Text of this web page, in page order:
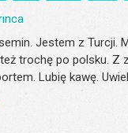
Jestem z Turcji.
trochę po polsku. Z
Lubię kawę.